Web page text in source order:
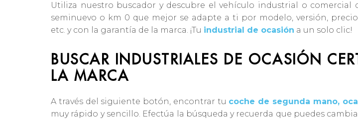
Utiliza nuestro buscador y descubre el vehículo industrial o comercial
seminuevo o km 0 que mejor se adapte a ti por modelo, versión,
etc. y con la garantía de la marca. ¡Tu industrial de ocasión a un solo clic!
BUSCAR INDUSTRIALES DE OCASIÓN
LA MARCA
A través del siguiente botón, encontrar tu coche de segunda mano,
muy rápido y sencillo. Efectúa la búsqueda y recuerda que puedes